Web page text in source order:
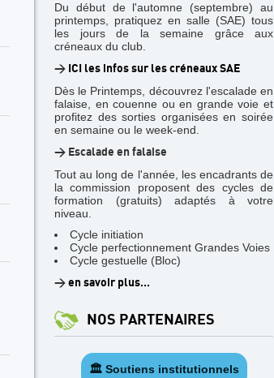
Du début de l'automne (septembre) au
printemps, pratiquez en salle (SAE) tous
les jours de la semaine grâce aux
créneaux du club.
> ICI les infos sur les créneaux SAE
Dès le Printemps, découvrez l'escalade en
falaise, en couenne ou en grande voie et
profitez des sorties organisées en soirée
en semaine ou le week-end.
> Escalade en falaise
Tout au long de l'année, les encadrants de
la commission proposent des cycles de
formation (gratuits) adaptés à votre
niveau.
Cycle initiation
Cycle perfectionnement Grandes Voies
Cycle gestuelle (Bloc)
> en savoir plus...
NOS PARTENAIRES
🏛️ Soutiens institutionnels